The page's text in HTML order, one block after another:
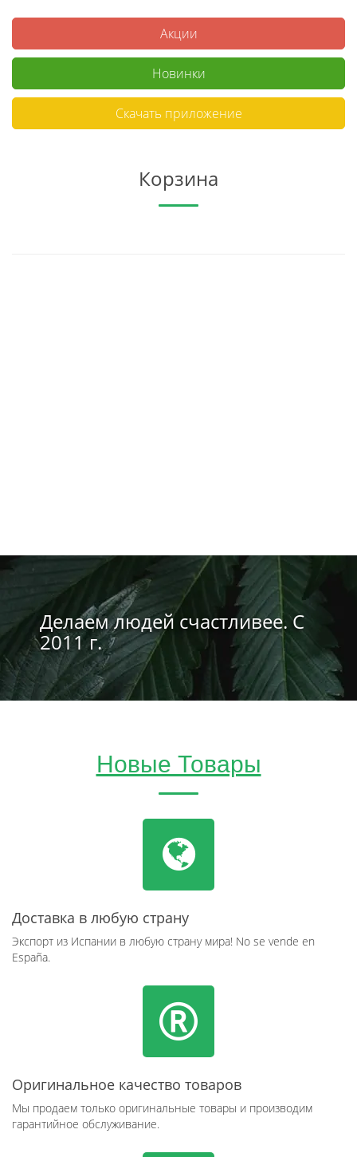
Акции
Новинки
Скачать приложение
Корзина
Делаем людей счастливее. С
2011 г.
Новые Товары
Доставка в любую страну
Экспорт из Испании в любую страну мира! No se vende en
España.
Оригинальное качество товаров
Мы продаем только оригинальные товары и производим
гарантийное обслуживание.